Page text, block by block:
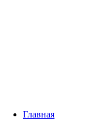
Главная